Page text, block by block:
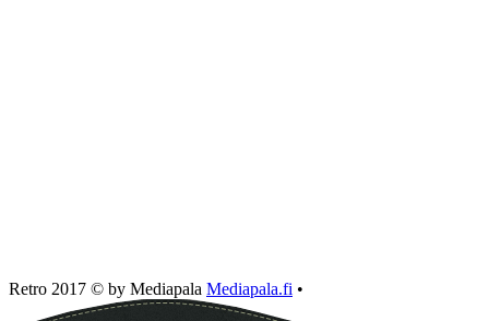
Retro 2017 © by Mediapala Mediapala.fi •